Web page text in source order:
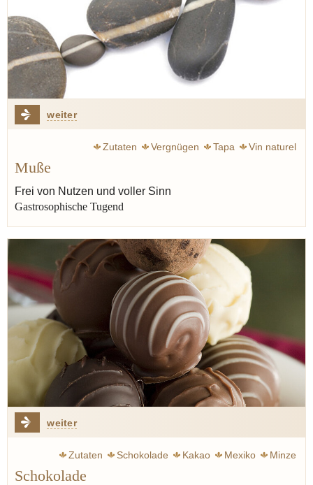
weiter
Zutaten Vergnügen Tapa Vin naturel
Muße
Frei von Nutzen und voller Sinn
Gastrosophische Tugend
weiter
Zutaten Schokolade Kakao Mexiko Minze
Schokolade